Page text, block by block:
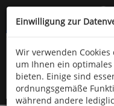
Kompletten Head der
oder
Einwilligung zur
Wir verwenden
um Ihnen ein
bieten. Einige sind
ordnungsgemäße
während andere